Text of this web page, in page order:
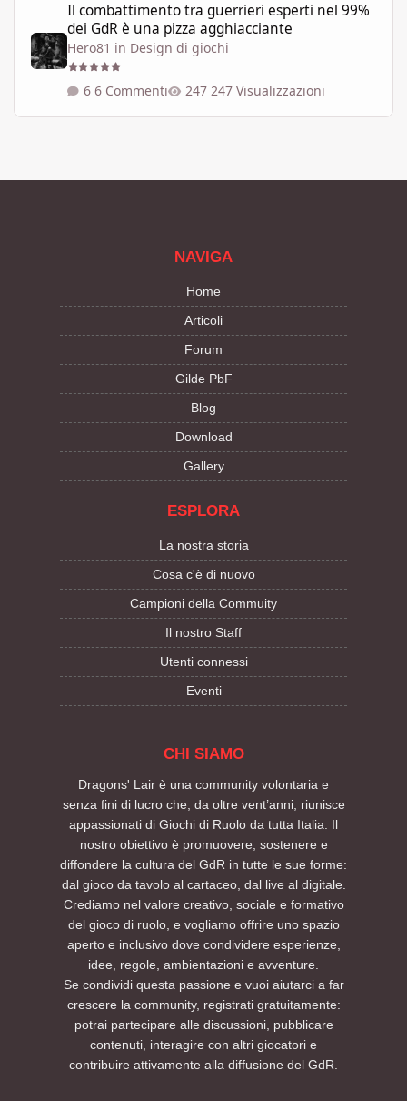
Il combattimento tra guerrieri esperti nel 99%
dei GdR è una pizza agghiacciante
Hero81 in Design di giochi
6 Commenti 247 Visualizzazioni
NAVIGA
Home
Articoli
Forum
Gilde PbF
Blog
Download
Gallery
ESPLORA
La nostra storia
Cosa c'è di nuovo
Campioni della Commuity
Il nostro Staff
Utenti connessi
Eventi
CHI SIAMO
Dragons' Lair è una community volontaria e
senza fini di lucro che, da oltre vent’anni, riunisce
appassionati di Giochi di Ruolo da tutta Italia. Il
nostro obiettivo è promuovere, sostenere e
diffondere la cultura del GdR in tutte le sue forme:
dal gioco da tavolo al cartaceo, dal live al digitale.
Crediamo nel valore creativo, sociale e formativo
del gioco di ruolo, e vogliamo offrire uno spazio
aperto e inclusivo dove condividere esperienze,
idee, regole, ambientazioni e avventure.
Se condividi questa passione e vuoi aiutarci a far
crescere la community, registrati gratuitamente:
potrai partecipare alle discussioni, pubblicare
contenuti, interagire con altri giocatori e
contribuire attivamente alla diffusione del GdR.